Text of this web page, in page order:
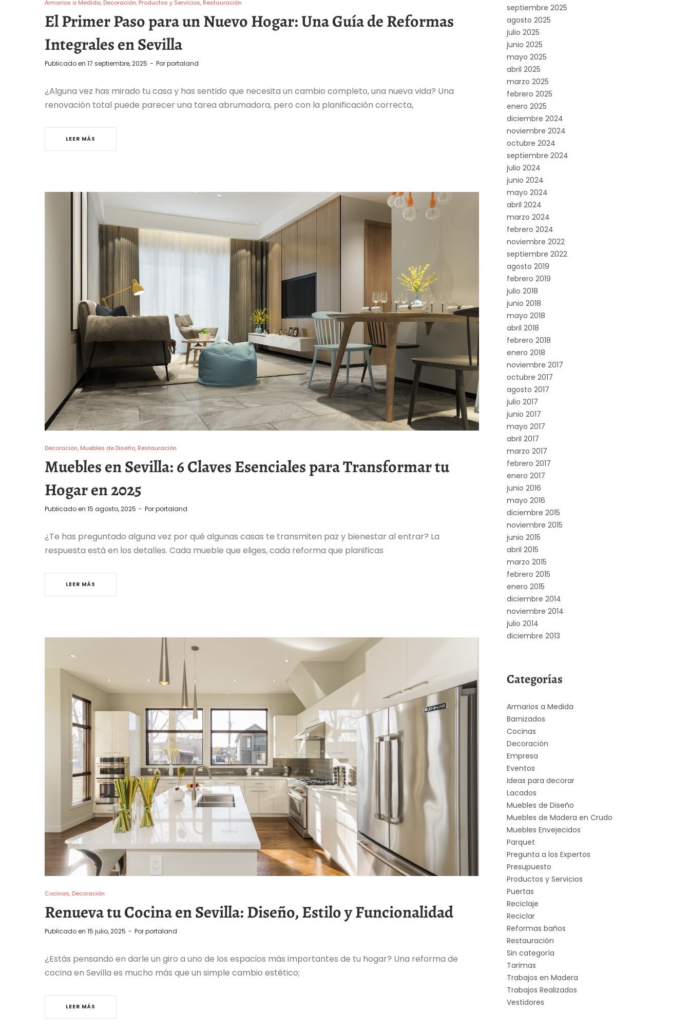
Armarios a Medida Decoración Productos y Servicios Restauración
El Primer Paso para un Nuevo Hogar: Una Guía de Reformas
Integrales en Sevilla
Publicado en 17 septiembre, 2025 Porportaland
¿Alguna vez has mirado tu casa y has sentido que necesita un cambio completo, una nueva vida? Una
renovación total puede parecer una tarea abrumadora, pero con la planificación correcta,
LEER MÁS
Decoración Muebles de Diseño Restauración
Muebles en Sevilla: 6 Claves Esenciales para Transformar tu
Hogar en 2025
Publicado en 15 agosto, 2025 Porportaland
¿Te has preguntado alguna vez por qué algunas casas te transmiten paz y bienestar al entrar? La
respuesta está en los detalles. Cada mueble que eliges, cada reforma que planificas
LEER MÁS
Cocinas Decoración
Renueva tu Cocina en Sevilla: Diseño, Estilo y Funcionalidad
Publicado en 15 julio, 2025 Porportaland
¿Estás pensando en darle un giro a uno de los espacios más importantes de tu hogar? Una reforma de
cocina en Sevilla es mucho más que un simple cambio estético;
LEER MÁS
septiembre 2025
agosto 2025
julio 2025
junio 2025
mayo 2025
abril 2025
marzo 2025
febrero 2025
enero 2025
diciembre 2024
noviembre 2024
octubre 2024
septiembre 2024
julio 2024
junio 2024
mayo 2024
abril 2024
marzo 2024
febrero 2024
noviembre 2022
septiembre 2022
agosto 2019
febrero 2019
julio 2018
junio 2018
mayo 2018
abril 2018
febrero 2018
enero 2018
noviembre 2017
octubre 2017
agosto 2017
julio 2017
junio 2017
mayo 2017
abril 2017
marzo 2017
febrero 2017
enero 2017
junio 2016
mayo 2016
diciembre 2015
noviembre 2015
junio 2015
abril 2015
marzo 2015
febrero 2015
enero 2015
diciembre 2014
noviembre 2014
julio 2014
diciembre 2013
Categorías
Armarios a Medida
Barnizados
Cocinas
Decoración
Empresa
Eventos
Ideas para decorar
Lacados
Muebles de Diseño
Muebles de Madera en Crudo
Muebles Envejecidos
Parquet
Pregunta a los Expertos
Presupuesto
Productos y Servicios
Puertas
Reciclaje
Reciclar
Reformas baños
Restauración
Sin categoría
Tarimas
Trabajos en Madera
Trabajos Realizados
Vestidores